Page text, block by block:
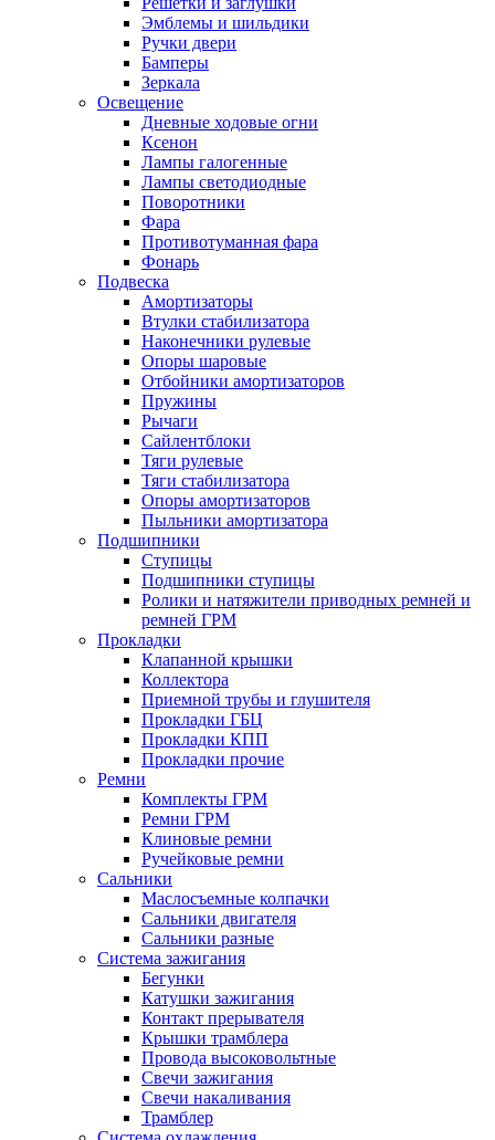
Эмблемы и шильдики
Ручки двери
Бамперы
Зеркала
Освещение
Дневные ходовые огни
Ксенон
Лампы галогенные
Лампы светодиодные
Поворотники
Фара
Противотуманная фара
Фонарь
Подвеска
Амортизаторы
Втулки стабилизатора
Наконечники рулевые
Опоры шаровые
Отбойники амортизаторов
Пружины
Рычаги
Сайлентблоки
Тяги рулевые
Тяги стабилизатора
Опоры амортизаторов
Пыльники амортизатора
Подшипники
Ступицы
Подшипники ступицы
Ролики и натяжители приводных ремней и
ремней ГРМ
Прокладки
Клапанной крышки
Коллектора
Приемной трубы и глушителя
Прокладки ГБЦ
Прокладки КПП
Прокладки прочие
Ремни
Комплекты ГРМ
Ремни ГРМ
Клиновые ремни
Ручейковые ремни
Сальники
Маслосъемные колпачки
Сальники двигателя
Сальники разные
Система зажигания
Бегунки
Катушки зажигания
Контакт прерывателя
Крышки трамблера
Провода высоковольтные
Свечи зажигания
Свечи накаливания
Трамблер